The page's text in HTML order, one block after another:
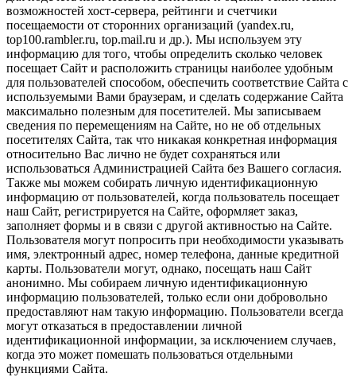
возможностей хост-сервера, рейтинги и счетчики
посещаемости от сторонних организаций (yandex.ru,
top100.rambler.ru, top.mail.ru и др.). Мы используем эту
информацию для того, чтобы определить сколько человек
посещает Сайт и расположить страницы наиболее удобным
для пользователей способом, обеспечить соответствие Сайта с
используемыми Вами браузерам, и сделать содержание Сайта
максимально полезным для посетителей. Мы записываем
сведения по перемещениям на Сайте, но не об отдельных
посетителях Сайта, так что никакая конкретная информация
относительно Вас лично не будет сохраняться или
использоваться Администрацией Сайта без Вашего согласия.
Также мы можем собирать личную идентификационную
информацию от пользователей, когда пользователь посещает
наш Сайт, регистрируется на Сайте, оформляет заказ,
заполняет формы и в связи с другой активностью на Сайте.
Пользователя могут попросить при необходимости указывать
имя, электронный адрес, номер телефона, данные кредитной
карты. Пользователи могут, однако, посещать наш Сайт
анонимно. Мы собираем личную идентификационную
информацию пользователей, только если они добровольно
предоставляют нам такую информацию. Пользователи всегда
могут отказаться в предоставлении личной
идентификационной информации, за исключением случаев,
когда это может помешать пользоваться отдельными
функциями Сайта.